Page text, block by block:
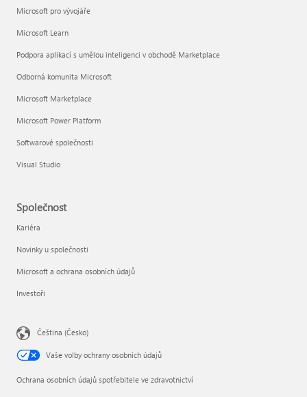
Microsoft pro vývojáře
Microsoft Learn
Podpora aplikací s umělou inteligenci v obchodě Marketplace
Odborná komunita Microsoft
Microsoft Marketplace
Microsoft Power Platform
Softwarové společnosti
Visual Studio
Společnost
Kariéra
Novinky u společnosti
Microsoft a ochrana osobních údajů
Investoři
Čeština (Česko)
Vaše volby ochrany osobních údajů
Ochrana osobních údajů spotřebitele ve zdravotnictví